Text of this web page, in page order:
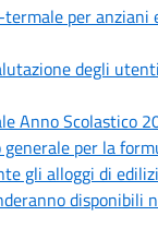
per anziani
degli
Anno Scolastico
generale per la
gli alloggi di
disponibili